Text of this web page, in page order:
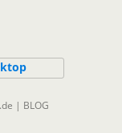
| BLOG